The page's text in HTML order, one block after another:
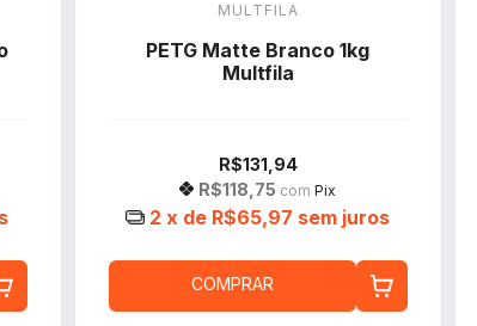
MULTFILA
PETG Matte Branco 1kg
Multfila
R$131,94
R$118,75 com Pix
2 x de R$65,97 sem juros
COMPRAR